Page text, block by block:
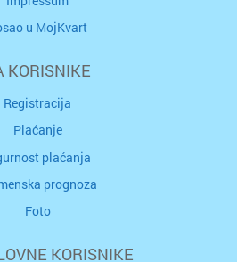
u MojKvart
KORISNIKE
Registracija
Plaćanje
plaćanja
prognoza
Foto
KORISNIKE